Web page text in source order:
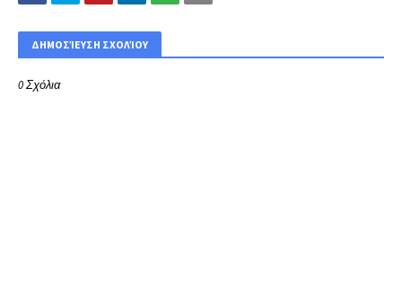
ΔΗΜΟΣΊΕΥΣΗ ΣΧΟΛΊΟΥ
0 Σχόλια